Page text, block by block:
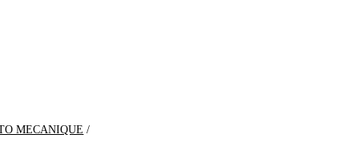
MECANIQUE